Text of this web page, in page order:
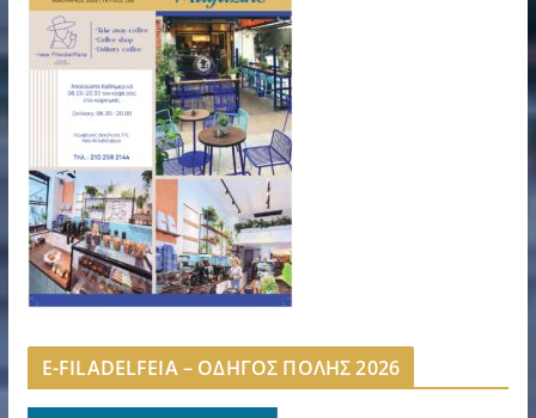
E-FILADELFEIA – ΟΔΗΓΟΣ ΠΟΛΗΣ 2026